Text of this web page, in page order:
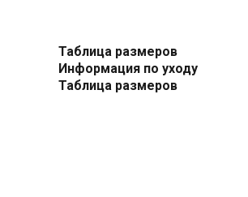
Таблица размеров
Информация по уходу
Таблица размеров